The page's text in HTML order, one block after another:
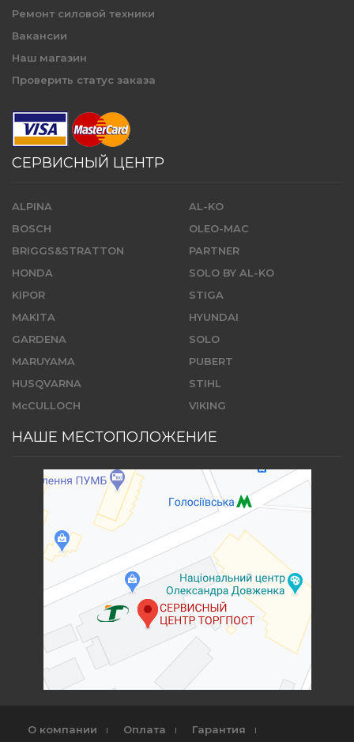
Ремонт силовой техники
Вакансии
Наш магазин
Проверить статус заказа
СЕРВИСНЫЙ ЦЕНТР
ALPINA
BOSCH
BRIGGS&STRATTON
HONDA
KIPOR
MAKITA
GARDENA
MARUYAMA
HUSQVARNA
McCULLOCH
AL-KO
OLEO-MAC
PARTNER
SOLO BY AL-KO
STIGA
HYUNDAI
SOLO
PUBERT
STIHL
VIKING
НАШЕ МЕСТОПОЛОЖЕНИЕ
О компании Оплата
Гарантия